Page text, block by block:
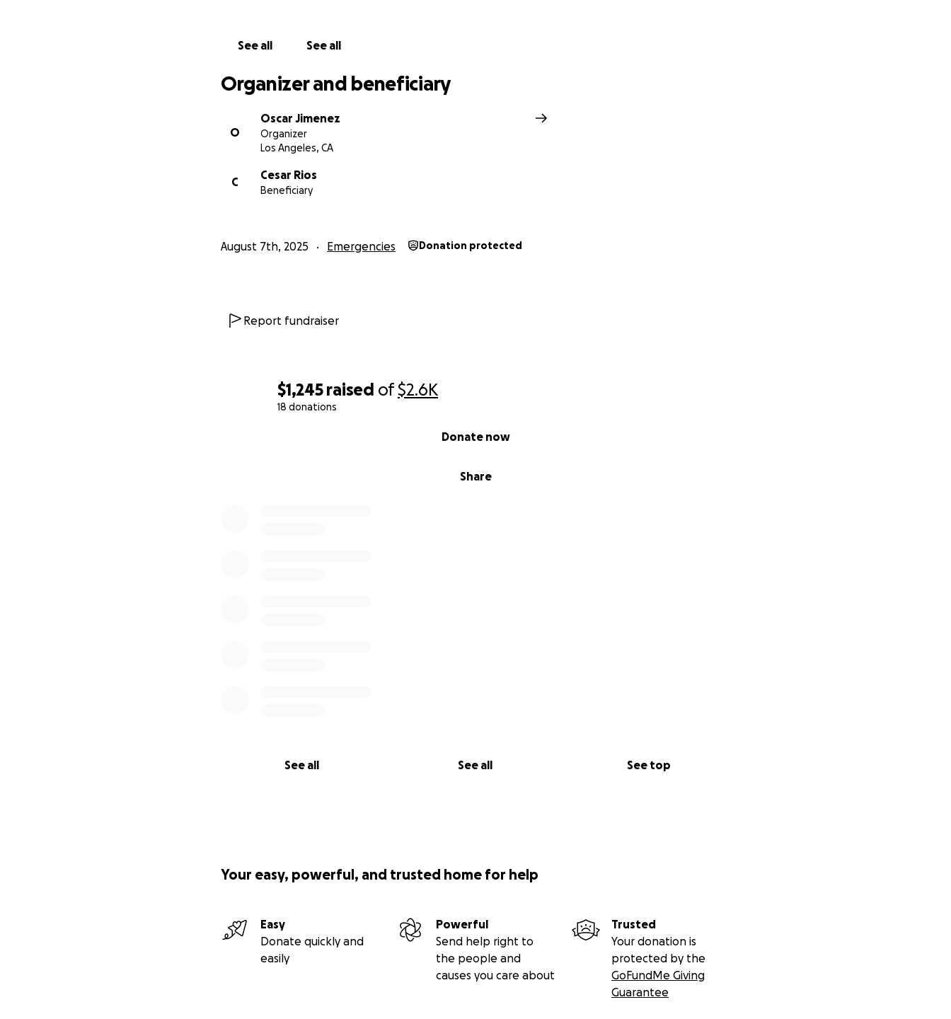
$1,245 raised of$2.6K
18 donations
Share
Donate now
See all See all See top
See all See all
Organizer and beneficiary
O
Oscar Jimenez
Organizer
Los Angeles, CA
C
Cesar Rios
Beneficiary
August 7th, 2025 Emergencies Donation protected
Report fundraiser
Your easy, powerful, and trusted home for help
Easy
Donate quickly and
easily
Powerful
Send help right to
the people and
causes you care about
Trusted
Your donation is
protected by the
GoFundMe Giving
Guarantee